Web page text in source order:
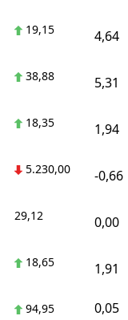
19,15 4,64
38,88 5,31
18,35 1,94
5.230,00 -0,66
29,12 0,00
18,65 1,91
94,95 0,05